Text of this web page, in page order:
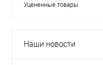
Уцененные товары
Наши новости